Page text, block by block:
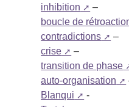
inhibition
–
boucle de
contradictions
–
crise
–
transition de phase
auto-organisation
Blanqui
-